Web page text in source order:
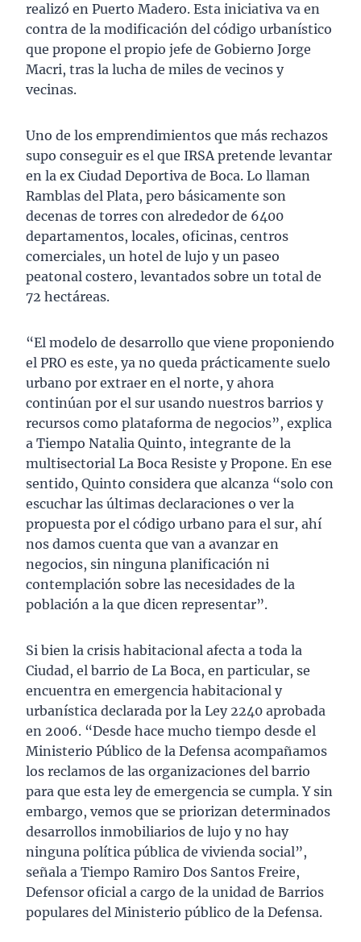
realizó en Puerto Madero. Esta iniciativa va en
contra de la modificación del código urbanístico
que propone el propio jefe de Gobierno Jorge
Macri, tras la lucha de miles de vecinos y
vecinas.
Uno de los emprendimientos que más rechazos
supo conseguir es el que IRSA pretende levantar
en la ex Ciudad Deportiva de Boca. Lo llaman
Ramblas del Plata, pero básicamente son
decenas de torres con alrededor de 6400
departamentos, locales, oficinas, centros
comerciales, un hotel de lujo y un paseo
peatonal costero, levantados sobre un total de
72 hectáreas.
“El modelo de desarrollo que viene proponiendo
el PRO es este, ya no queda prácticamente suelo
urbano por extraer en el norte, y ahora
continúan por el sur usando nuestros barrios y
recursos como plataforma de negocios”, explica
a Tiempo Natalia Quinto, integrante de la
multisectorial La Boca Resiste y Propone. En ese
sentido, Quinto considera que alcanza “solo con
escuchar las últimas declaraciones o ver la
propuesta por el código urbano para el sur, ahí
nos damos cuenta que van a avanzar en
negocios, sin ninguna planificación ni
contemplación sobre las necesidades de la
población a la que dicen representar”.
Si bien la crisis habitacional afecta a toda la
Ciudad, el barrio de La Boca, en particular, se
encuentra en emergencia habitacional y
urbanística declarada por la Ley 2240 aprobada
en 2006. “Desde hace mucho tiempo desde el
Ministerio Público de la Defensa acompañamos
los reclamos de las organizaciones del barrio
para que esta ley de emergencia se cumpla. Y sin
embargo, vemos que se priorizan determinados
desarrollos inmobiliarios de lujo y no hay
ninguna política pública de vivienda social”,
señala a Tiempo Ramiro Dos Santos Freire,
Defensor oficial a cargo de la unidad de Barrios
populares del Ministerio público de la Defensa.